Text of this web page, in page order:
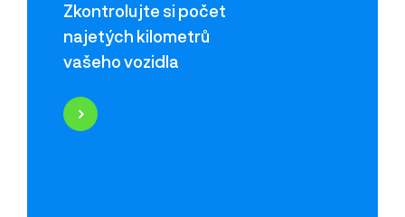
Zkontrolujte si počet
najetých kilometrů
vašeho vozidla
Najeté kilometry